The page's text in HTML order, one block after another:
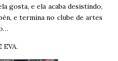
gosta, e ela acaba desistindo,
e termina no clube de artes
EVA.